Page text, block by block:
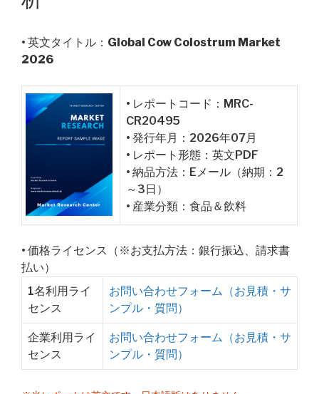
• 英文タイトル： Global Cow Colostrum Market
2026
• レポートコード：MRC-
CR20495
• 発行年月：2026年07月
• レポート形態：英文PDF
• 納品方法：Eメール（納期：2
～3日）
• 産業分類：食品＆飲料
• 価格ライセンス（※お支払方法：銀行振込、請求書
払い）
1名利用ライ
センス
お問い合わせフォーム（お見積・サ
ンプル・質問）
企業利用ライ
センス
お問い合わせフォーム（お見積・サ
ンプル・質問）